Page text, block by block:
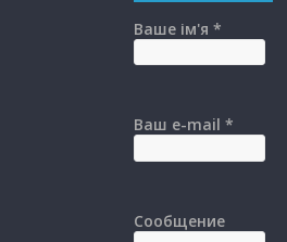
Ваше ім'я *
Ваш e-mail *
Сообщение